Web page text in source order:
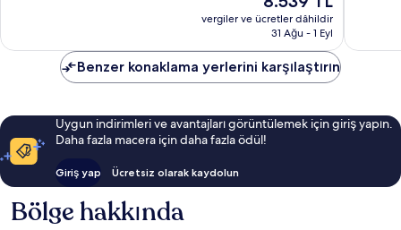
fiyat:
8.539 TL
vergiler ve ücretler dâhildir
31 Ağu - 1 Eyl
yorum
Benzer konaklama yerlerini karşılaştırın
Uygun indirimleri ve avantajları görüntülemek için giriş yapın.
Daha fazla macera için daha fazla ödül!
Giriş yap Ücretsiz olarak kaydolun
Bölge hakkında